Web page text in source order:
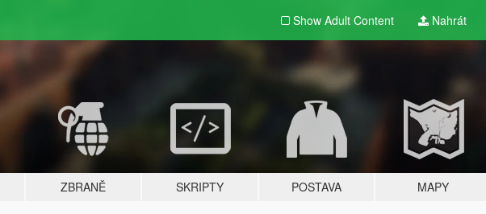
Show Adult Content Nahrát
ZBRANĚ SKRIPTY POSTAVA MAPY